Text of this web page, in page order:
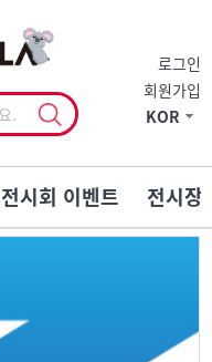
로그인
회원가입
KOR
전시회 이벤트 전시장